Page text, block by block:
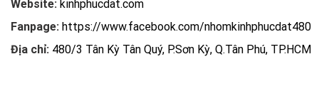
Website: kinhphucdat.com
Fanpage: https://www.facebook.com/nhomkinhphucdat480
Địa chỉ: 480/3 Tân Kỳ Tân Quý, P.Sơn Kỳ, Q.Tân Phú, TP.HCM